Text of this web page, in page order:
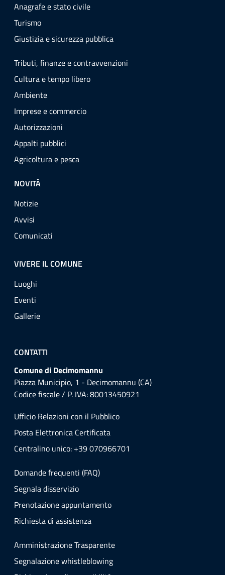
Anagrafe e stato civile
Turismo
Giustizia e sicurezza pubblica
Tributi, finanze e contravvenzioni
Cultura e tempo libero
Ambiente
Imprese e commercio
Autorizzazioni
Appalti pubblici
Agricoltura e pesca
NOVITÀ
Notizie
Avvisi
Comunicati
VIVERE IL COMUNE
Luoghi
Eventi
Gallerie
CONTATTI
Comune di Decimomannu
Piazza Municipio, 1 - Decimomannu (CA)
Codice fiscale / P. IVA: 80013450921
Ufficio Relazioni con il Pubblico
Posta Elettronica Certificata
Centralino unico: +39 070966701
Domande frequenti (FAQ)
Segnala disservizio
Prenotazione appuntamento
Richiesta di assistenza
Amministrazione Trasparente
Segnalazione whistleblowing